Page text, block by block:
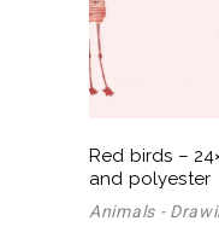
Red birds –
and polyester
Animals -